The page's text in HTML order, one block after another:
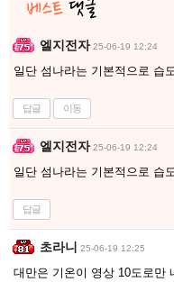
엘지전자 25-06-19 12:24
일단 섬나라는 기본적으로 습
답글 이동
엘지전자 25-06-19 12:24
일단 섬나라는 기본적으로 습
답글
초라니 25-06-19 12:25
대만은 기온이 영상 10도로만